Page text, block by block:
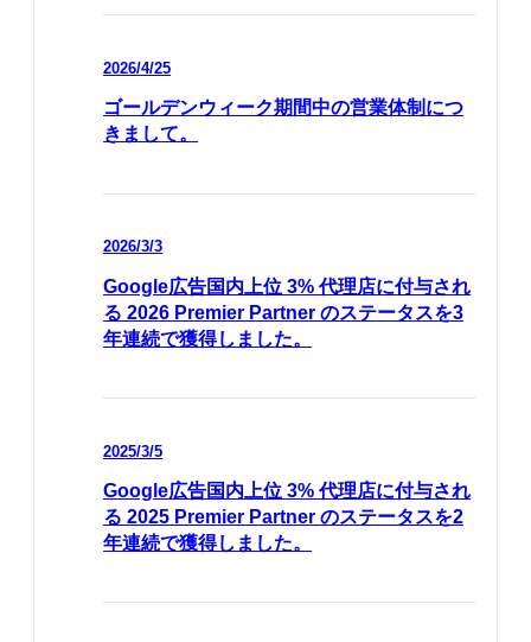
2026/4/25
ゴールデンウィーク期間中の営業体制につ
きまして。
2026/3/3
Google広告国内上位 3% 代理店に付与され
る 2026 Premier Partner のステータスを3
年連続で獲得しました。
2025/3/5
Google広告国内上位 3% 代理店に付与され
る 2025 Premier Partner のステータスを2
年連続で獲得しました。